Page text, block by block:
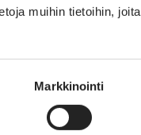
muihin tietoihin, joita
Markkinointi